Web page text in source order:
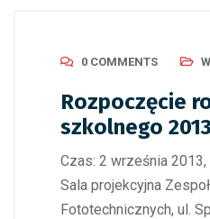
0 COMMENTS
Rozpoczęcie
szkolnego
Czas: 2 września
Sala projekcyjna
Fototechnicznych, ul.